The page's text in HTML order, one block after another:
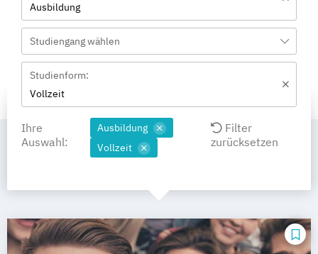
Ausbildung
Studiengang wählen
Studienform:
Vollzeit
Ihre
Auswahl:
Ausbildung
Vollzeit
Filter
zurücksetzen